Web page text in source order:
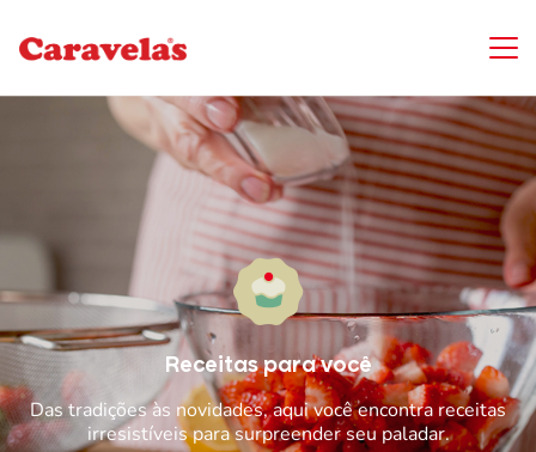
Receitas para você
Das tradições às novidades, aqui você encontra receitas
irresistíveis para surpreender seu paladar.